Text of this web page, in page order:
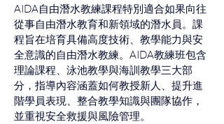
AIDA自由潛水教練課程特別適合如果向往
從事自由潛水教育和新領域的潛水員。課
程旨在培育具備高度技術、教學能力與安
全意識的自由潛水教練。AIDA教練班包含
理論課程、泳池教學與海訓教學三大部
分，指導內容涵蓋如何教授新人、提升進
階學員表現、整合教學知識與團隊協作，
並重視安全救援與風險管理。